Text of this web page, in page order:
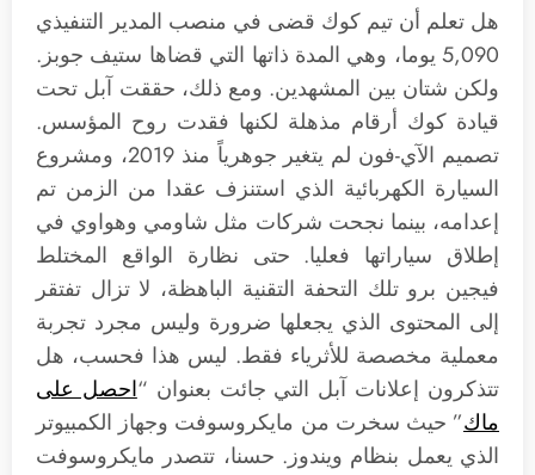
هل تعلم أن تيم كوك قضى في منصب المدير التنفيذي
5,090 يوما، وهي المدة ذاتها التي قضاها ستيف جوبز.
ولكن شتان بين المشهدين. ومع ذلك، حققت آبل تحت
قيادة كوك أرقام مذهلة لكنها فقدت روح المؤسس.
تصميم الآي-فون لم يتغير جوهرياً منذ 2019، ومشروع
السيارة الكهربائية الذي استنزف عقدا من الزمن تم
إعدامه، بينما نجحت شركات مثل شاومي وهواوي في
إطلاق سياراتها فعليا. حتى نظارة الواقع المختلط
فيجين برو تلك التحفة التقنية الباهظة، لا تزال تفتقر
إلى المحتوى الذي يجعلها ضرورة وليس مجرد تجربة
معملية مخصصة للأثرياء فقط. ليس هذا فحسب، هل
تتذكرون إعلانات آبل التي جائت بعنوان “احصل على
ماك” حيث سخرت من مايكروسوفت وجهاز الكمبيوتر
الذي يعمل بنظام ويندوز. حسنا، تتصدر مايكروسوفت